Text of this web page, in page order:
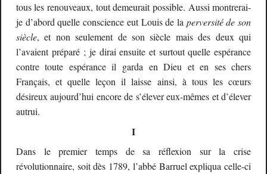
tous les renouveaux, tout demeurait possible. Aussi montrerai-
je d’abord quelle conscience eut Louis de la perversité de son
siècle, et non seulement de son siècle mais des deux qui
l’avaient préparé ; je dirai ensuite et surtout quelle espérance
contre toute espérance il garda en Dieu et en ses chers
Français, et quelle leçon il laisse ainsi, à tous les cœurs
désireux aujourd’hui encore de s’élever eux-mêmes et d’élever
autrui.
I
Dans le premier temps de sa réflexion sur la crise
révolutionnaire, soit dès 1789, l’abbé Barruel expliqua celle-ci